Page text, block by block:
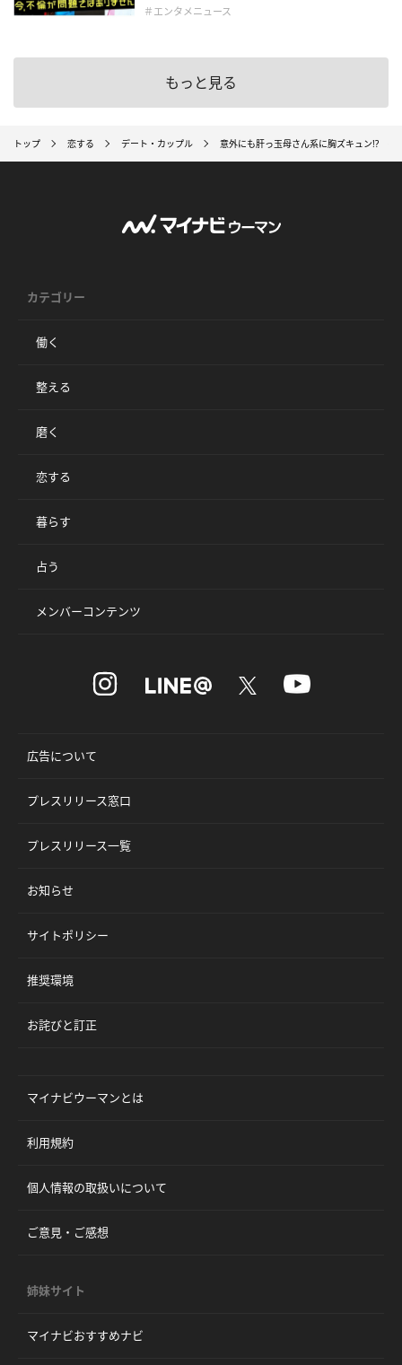
＃エンタメニュース
もっと見る
トップ 恋する デート・カップル 意外にも肝っ玉母さん系に胸ズキュン!? イ
カテゴリー
働く
整える
磨く
恋する
暮らす
占う
メンバーコンテンツ
広告について
プレスリリース窓口
プレスリリース一覧
お知らせ
サイトポリシー
推奨環境
お詫びと訂正
マイナビウーマンとは
利用規約
個人情報の取扱いについて
ご意見・ご感想
姉妹サイト
マイナビおすすめナビ